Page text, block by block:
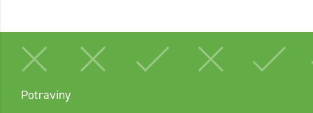
Potraviny